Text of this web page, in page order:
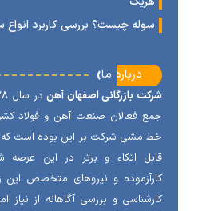
چیست؟ بررسی کاربرد انواع سوله
درباره ما
بازرگانی اصفهان آهن
در سال
فعالان صنعت آهن و فولاد کشور پیوست و
مشی شرکت بر این بوده است که به عنوان
اتکاء و برتر در این عرصه شناخته
و نیروهای متخصص این زمینه را
و بررسی آگاهانه از نیاز امروز بازار